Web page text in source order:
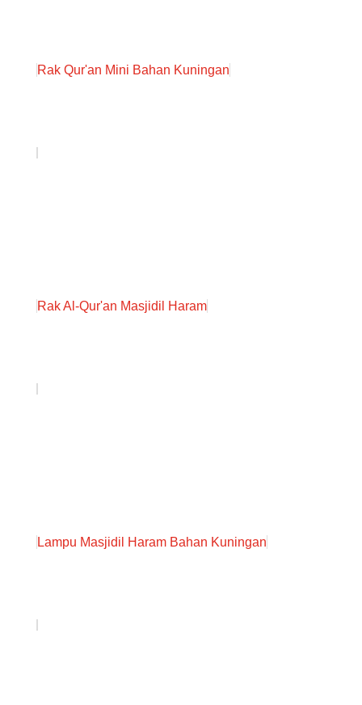
Rak Qur'an Mini Bahan Kuningan
Rak Al-Qur'an Masjidil Haram
Lampu Masjidil Haram Bahan Kuningan